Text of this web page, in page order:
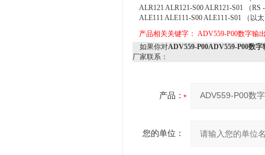
ALR121 ALR121-S00 ALR121-S01 （RS
ALE111 ALE111-S00 ALE111-S01 （以
产品相关关键字： ADV559-P00数字输
如果你对ADV559-P00ADV559-P00数字
厂家联系：
产品：
您的单位：